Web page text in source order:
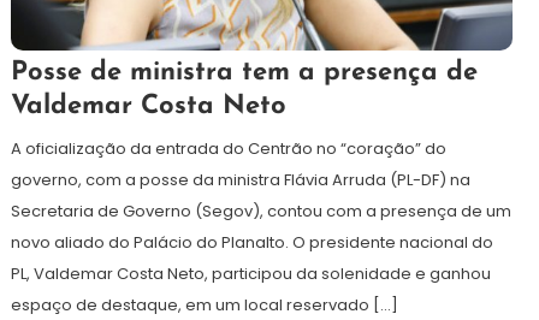
6
de
abril
de
Redação
Posse de ministra tem a presença de
Valdemar Costa Neto
A oficialização da entrada do Centrão no “coração” do
governo, com a posse da ministra Flávia Arruda (PL-DF) na
Secretaria de Governo (Segov), contou com a presença de um
novo aliado do Palácio do Planalto. O presidente nacional do
PL, Valdemar Costa Neto, participou da solenidade e ganhou
espaço de destaque, em um local reservado […]